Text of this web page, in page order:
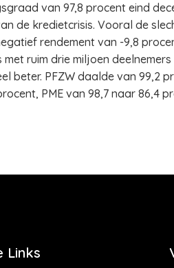
van 97,8 procent eind
de kredietcrisis. Vooral de
rendement van -9,8
ruim drie miljoen deelnemers
beter. PFZW daalde van 99,2
PME van 98,7 naar 86,4
Links